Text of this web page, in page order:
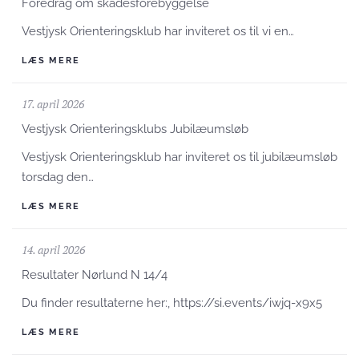
Foredrag om skadesforebyggelse
Vestjysk Orienteringsklub har inviteret os til vi en…
LÆS MERE
17. april 2026
Vestjysk Orienteringsklubs Jubilæumsløb
Vestjysk Orienteringsklub har inviteret os til jubilæumsløb
torsdag den…
LÆS MERE
14. april 2026
Resultater Nørlund N 14/4
Du finder resultaterne her:, https://si.events/iwjq-x9x5
LÆS MERE